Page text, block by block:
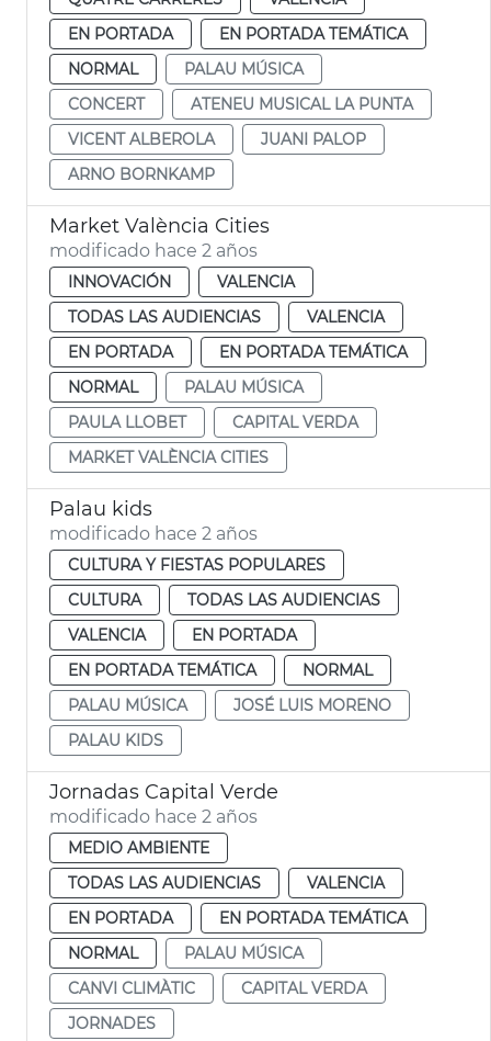
EN PORTADA
EN PORTADA TEMÁTICA
NORMAL
PALAU MÚSICA
CONCERT
ATENEU MUSICAL LA PUNTA
VICENT ALBEROLA
JUANI PALOP
ARNO BORNKAMP
Market València Cities
modificado hace 2 años
INNOVACIÓN
VALENCIA
TODAS LAS AUDIENCIAS
VALENCIA
EN PORTADA
EN PORTADA TEMÁTICA
NORMAL
PALAU MÚSICA
PAULA LLOBET
CAPITAL VERDA
MARKET VALÈNCIA CITIES
Palau kids
modificado hace 2 años
CULTURA Y FIESTAS POPULARES
CULTURA
TODAS LAS AUDIENCIAS
VALENCIA
EN PORTADA
EN PORTADA TEMÁTICA
NORMAL
PALAU MÚSICA
JOSÉ LUIS MORENO
PALAU KIDS
Jornadas Capital Verde
modificado hace 2 años
MEDIO AMBIENTE
TODAS LAS AUDIENCIAS
VALENCIA
EN PORTADA
EN PORTADA TEMÁTICA
NORMAL
PALAU MÚSICA
CANVI CLIMÀTIC
CAPITAL VERDA
JORNADES